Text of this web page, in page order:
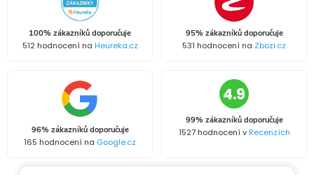
100% zákazníků doporučuje
512 hodnocení na Heureka.cz
95% zákazníků doporučuje
531 hodnocení na Zbozi.cz
96% zákazníků doporučuje
165 hodnocení na Google.cz
4.9
99% zákazníků doporučuje
1527 hodnocení vRecenzích